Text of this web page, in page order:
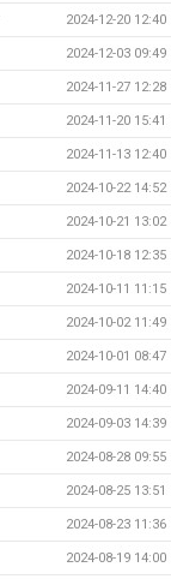
2024-12-20 12:40
2024-12-03 09:49
2024-11-27 12:28
2024-11-20 15:41
2024-11-13 12:40
2024-10-22 14:52
2024-10-21 13:02
2024-10-18 12:35
2024-10-11 11:15
2024-10-02 11:49
2024-10-01 08:47
2024-09-11 14:40
2024-09-03 14:39
2024-08-28 09:55
2024-08-25 13:51
2024-08-23 11:36
2024-08-19 14:00